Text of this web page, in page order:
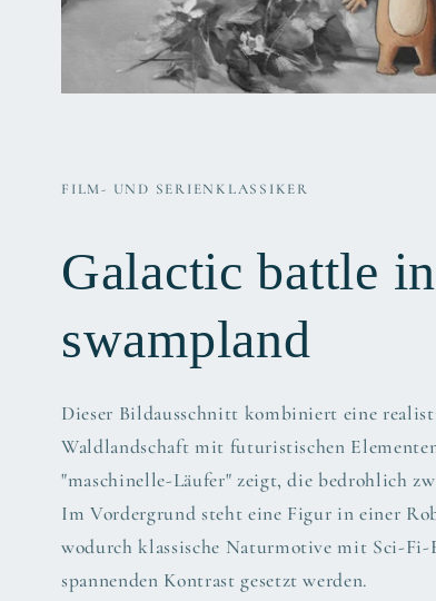
FILM- UND SERIENKLASSIKER
Galactic battle
swampland
Dieser Bildausschnitt kombiniert eine
Waldlandschaft mit futuristischen
"maschinelle-Läufer" zeigt, die bedrohlich
Im Vordergrund steht eine Figur in einer
wodurch klassische Naturmotive mit Sci-Fi-
spannenden Kontrast gesetzt werden.